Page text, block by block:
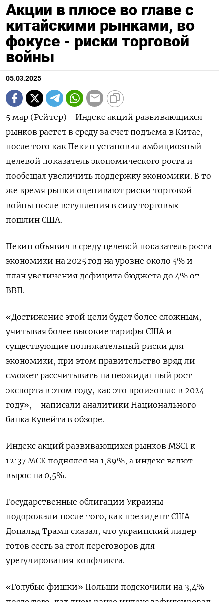
Акции в плюсе во главе с
китайскими рынками, во
фокусе - риски торговой
войны
05.03.2025
5 мар (Рейтер) - Индекс акций развивающихся
рынков растет в среду за счет подъема в Китае,
после того как Пекин установил амбициозный
целевой показатель экономического роста и
пообещал увеличить поддержку экономики. В то
же время рынки оценивают риски торговой
войны после вступления в силу торговых
пошлин США.
Пекин объявил в среду целевой показатель роста
экономики на 2025 год на уровне около 5% и
план увеличения дефицита бюджета до 4% от
ВВП.
«Достижение этой цели будет более сложным,
учитывая более высокие тарифы США и
существующие понижательный риски для
экономики, при этом правительство вряд ли
сможет рассчитывать на неожиданный рост
экспорта в этом году, как это произошло в 2024
году», - написали аналитики Национального
банка Кувейта в обзоре.
Индекс акций развивающихся рынков MSCI к
12:37 МСК поднялся на 1,89%, а индекс валют
вырос на 0,5%.
Государственные облигации Украины
подорожали после того, как президент США
Дональд Трамп сказал, что украинский лидер
готов сесть за стол переговоров для
урегулирования конфликта.
«Голубые фишки» Польши подскочили на 3,4%